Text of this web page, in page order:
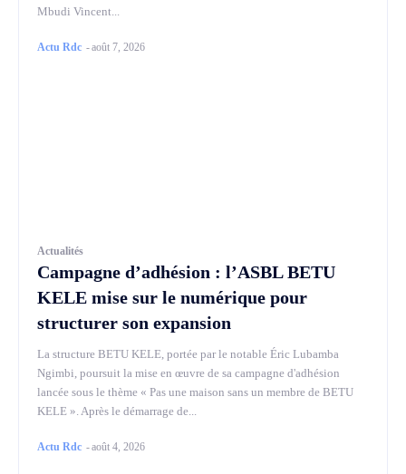
Mbudi Vincent...
Actu Rdc -août 7, 2026
Actualités
Campagne d’adhésion : l’ASBL BETU
KELE mise sur le numérique pour
structurer son expansion
La structure BETU KELE, portée par le notable Éric Lubamba
Ngimbi, poursuit la mise en œuvre de sa campagne d'adhésion
lancée sous le thème « Pas une maison sans un membre de BETU
KELE ». Après le démarrage de...
Actu Rdc -août 4, 2026